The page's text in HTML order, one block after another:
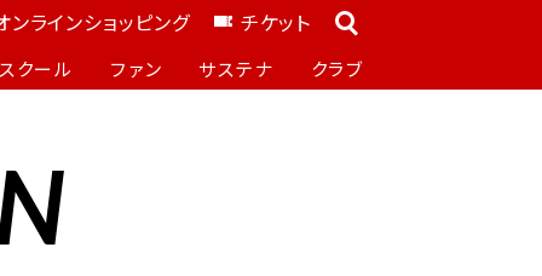
ンラインショッピング チケット
クール ファン サステナ クラブ